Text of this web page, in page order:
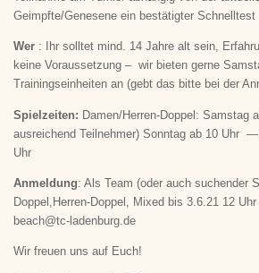
Geimpfte/Genesene ein bestätigter Schnelltest
Wer : Ihr solltet mind. 14 Jahre alt sein,
keine Voraussetzung – wir bieten gerne
Trainingseinheiten an (gebt das bitte bei der
Spielzeiten: Damen/Herren-Doppel: Samstag
ausreichend Teilnehmer) Sonntag ab 10 Uhr
Uhr
Anmeldung: Als Team (oder auch suchender
Doppel,Herren-Doppel, Mixed bis 3.6.21 12
beach@tc-ladenburg.de
Wir freuen uns auf Euch!